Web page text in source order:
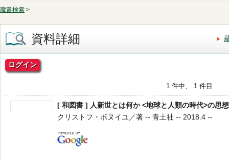
蔵書検索 >
資料詳細
ログイン
1 件中、 1 件目
[ 和図書 ] 人新世とは何か <地球と人類の時代>の思
クリストフ・ボヌイユ／著 -- 青土社 -- 2018.4 --